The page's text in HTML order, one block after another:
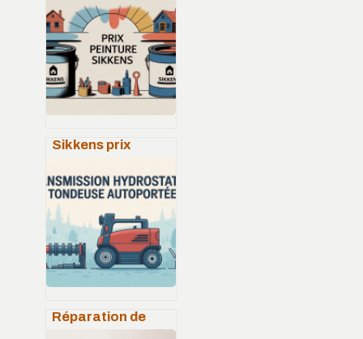
pour 1 m2 : le
calcul simple
Sikkens prix
complet pour bien
comparer et
choisir
Réparation de